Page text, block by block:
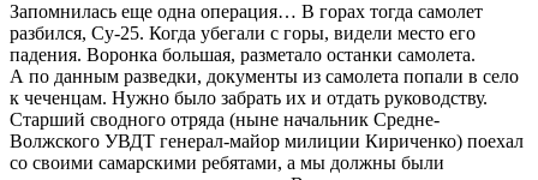
Запомнилась еще одна операция… В горах тогда самолет
разбился, Су-25. Когда убегали с горы, видели место его
падения. Воронка большая, разметало останки самолета.
А по данным разведки, документы из самолета попали в село
к чеченцам. Нужно было забрать их и отдать руководству.
Старший сводного отряда (ныне начальник Средне-
Волжского УВДТ генерал-майор милиции Кириченко) поехал
со своими самарскими ребятами, а мы должны были